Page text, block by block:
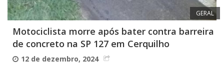
GERAL
Motociclista morre após bater contra barreira
de concreto na SP 127 em Cerquilho
12 de dezembro, 2024